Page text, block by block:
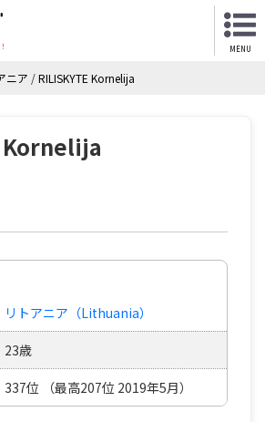
MENU
ニア /RILISKYTE Kornelija
Kornelija
リトアニア（Lithuania）
23歳
337位 （最高207位 2019年5月）